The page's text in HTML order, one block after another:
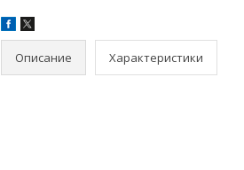
Описание Характеристики